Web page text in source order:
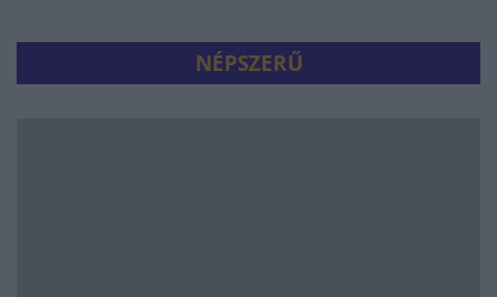
NÉPSZERŰ